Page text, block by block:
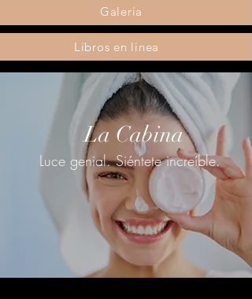
La Cabina
Luce genial. Siéntete increíble.
Galería
Libros en linea